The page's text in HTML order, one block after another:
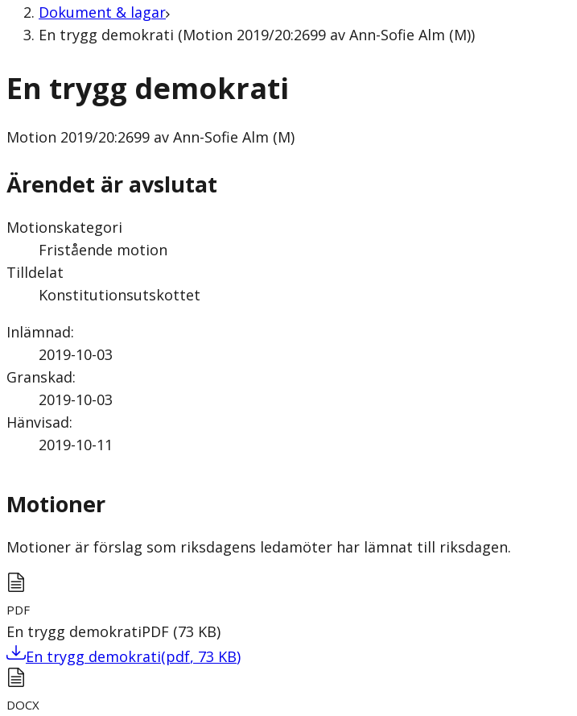
Dokument & lagar
En trygg demokrati (Motion 2019/20:2699 av Ann-Sofie Alm (M))
En trygg demokrati
Motion 2019/20:2699 av Ann-Sofie Alm (M)
Ärendet är avslutat
Motionskategori
Fristående motion
Tilldelat
Konstitutionsutskottet
Inlämnad:
2019-10-03
Granskad:
2019-10-03
Hänvisad:
2019-10-11
Motioner
Motioner är förslag som riksdagens ledamöter har lämnat till riksdagen.
PDF
En trygg demokratiPDF (73 KB)
En trygg demokrati(pdf, 73 KB)
DOCX